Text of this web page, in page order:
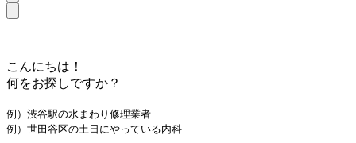
こんにちは！
何をお探しですか？
例）渋谷駅の水まわり修理業者
例）世田谷区の土日にやっている内科